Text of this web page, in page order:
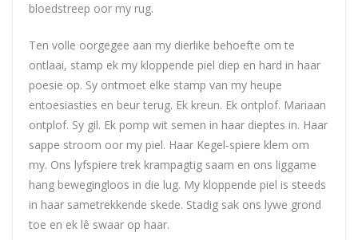
bloedstreep oor my rug.
Ten volle oorgegee aan my dierlike behoefte om te
ontlaai, stamp ek my kloppende piel diep en hard in haar
poesie op. Sy ontmoet elke stamp van my heupe
entoesiasties en beur terug. Ek kreun. Ek ontplof. Mariaan
ontplof. Sy gil. Ek pomp wit semen in haar dieptes in. Haar
sappe stroom oor my piel. Haar Kegel-spiere klem om
my. Ons lyfspiere trek krampagtig saam en ons liggame
hang bewegingloos in die lug. My kloppende piel is steeds
in haar sametrekkende skede. Stadig sak ons lywe grond
toe en ek lê swaar op haar.